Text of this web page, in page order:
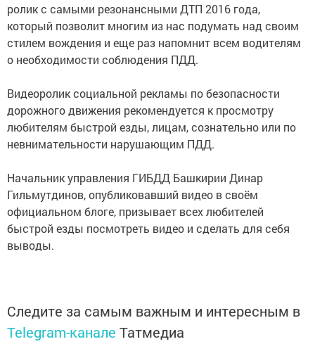
ролик с самыми резонансными ДТП 2016 года,
который позволит многим из нас подумать над своим
стилем вождения и еще раз напомнит всем водителям
о необходимости соблюдения ПДД.
Видеоролик социальной рекламы по безопасности
дорожного движения рекомендуется к просмотру
любителям быстрой езды, лицам, сознательно или по
невнимательности нарушающим ПДД.
Начальник управления ГИБДД Башкирии Динар
Гильмутдинов, опубликовавший видео в своём
официальном блоге, призывает всех любителей
быстрой езды посмотреть видео и сделать для себя
выводы.
Следите за самым важным и интересным в
Telegram-канале Татмедиа